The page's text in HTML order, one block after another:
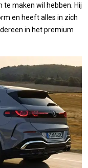
maken wil hebben. Hij
en heeft alles in zich
in het premium